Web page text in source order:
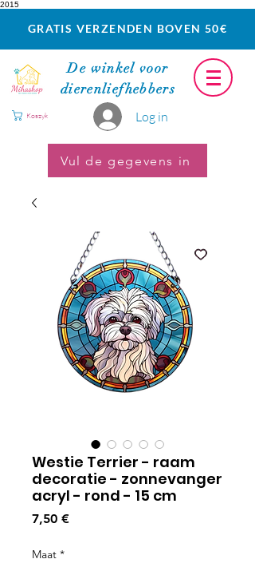
2015
GRATIS VERZENDEN BOVEN 50€
De winkel voor
dierenliefhebbers
Log in
Koszyk
Vul de gegevens in
Westie Terrier - raam
decoratie - zonnevanger
acryl - rond - 15 cm
7,50 €Cena
Maat *